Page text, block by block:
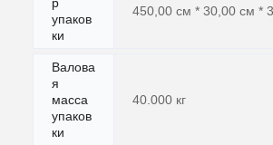
упаков
ки
450,00 см * 30,00 см *
Валова
я
масса
упаков
ки
40.000 кг